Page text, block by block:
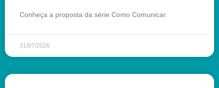
Conheça a proposta da série Como Comunicar.
31/07/2026